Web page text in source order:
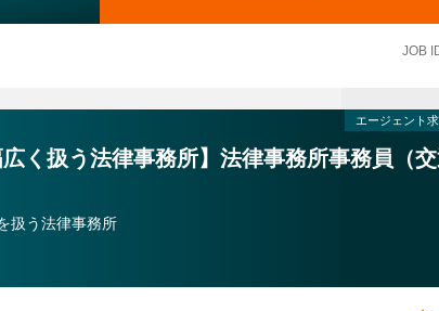
指示する職務内容へ変更することがあります
JOB
エージェント求
く扱う法律事務所】法律事務所事務員（
扱う法律事務所